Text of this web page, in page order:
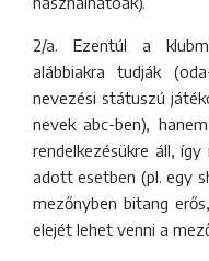
2/a. Ezentúl a
alábbiakra tudják
nevezési státuszú
nevek abc-ben),
rendelkezésükre áll,
adott esetben (pl. egy
mezőnyben bitang
elejét lehet venni a